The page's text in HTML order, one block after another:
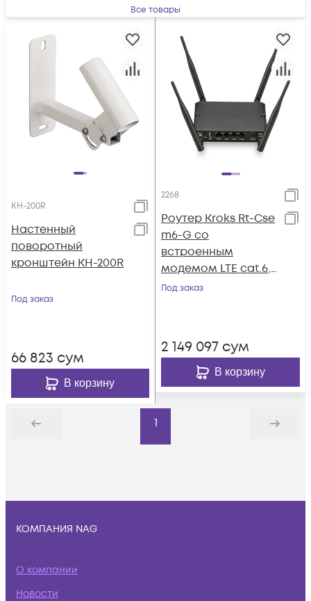
Все товары
KH-200R
Настенный
поворотный
кронштейн KH-200R
Под заказ
66 823 сум
В корзину
2268
Роутер Kroks Rt-Cse
m6-G со
встроенным
модемом LTE cat.6,
WiFi 2,4+5 ГГц
Под заказ
2 149 097 сум
В корзину
Назад
1
Дальше
КОМПАНИЯ NAG
О компании
Новости